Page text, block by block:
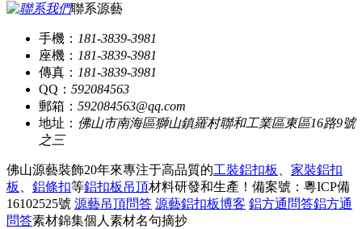
聯系源藝
手機： 181-3839-3981
座機： 181-3839-3981
傳真： 181-3839-3981
QQ： 592084563
郵箱： 592084563@qq.com
地址： 佛山市南海區獅山鎮羅村聯和工業區東區16路9號
之三
佛山源藝裝飾20年來專注于高品質的工裝鋁扣板
家裝鋁扣
板
鋁條扣等鋁扣板吊頂材料研發和生產！ 備案號：粵ICP備
16102525號 源藝吊頂問答 源藝鋁扣板博客 鋁方通問答鋁方通
問答素材錦集個人素材名句摘抄